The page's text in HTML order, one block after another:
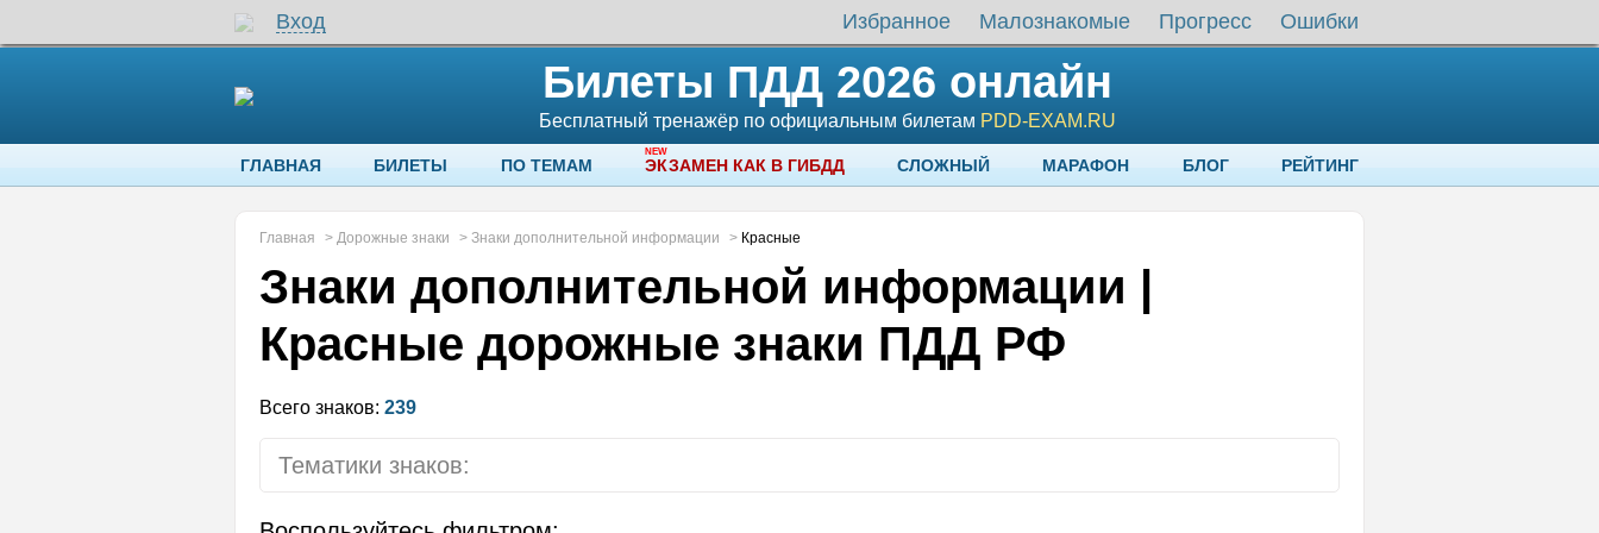
Вход Избранное Малознакомые Прогресс Ошибки
Билеты ПДД 2026 онлайн
Бесплатный тренажёр по официальным билетам PDD-EXAM.RU
ГЛАВНАЯ БИЛЕТЫ ПО ТЕМАМ ЭКЗАМЕН КАК В ГИБДД СЛОЖНЫЙ МАРАФОН БЛОГ РЕЙТИНГ
Главная > Дорожные знаки > Знаки дополнительной информации > Красные
Знаки дополнительной информации |
Красные дорожные знаки ПДД РФ
Всего знаков: 239
Тематики знаков:
Предупреждающие знаки